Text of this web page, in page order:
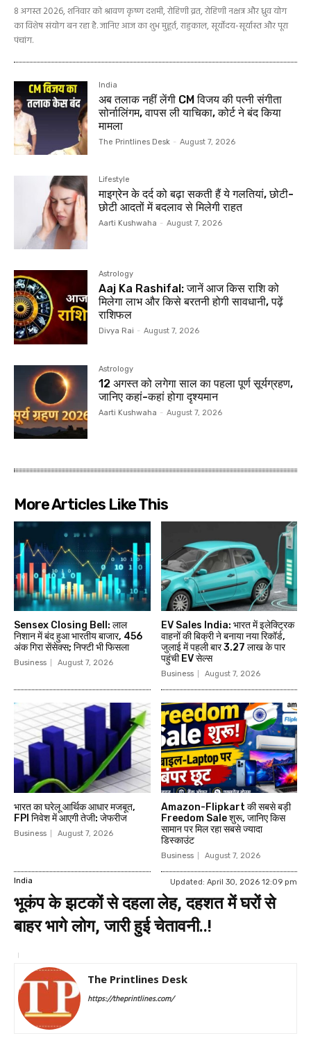
8 अगस्त 2026, शनिवार को श्रावण कृष्ण दशमी, रोहिणी व्रत, रोहिणी नक्षत्र और ध्रुव योग
का विशेष संयोग बन रहा है. जानिए आज का शुभ मुहूर्त, राहुकाल, सूर्योदय-सूर्यास्त और पूरा
पंचांग.
India
अब तलाक नहीं लेंगी CM विजय की पत्नी संगीता
सोर्नालिंगम, वापस ली याचिका, कोर्ट ने बंद किया
मामला
The Printlines Desk - August 7, 2026
Lifestyle
माइग्रेन के दर्द को बढ़ा सकती हैं ये गलतियां, छोटी-
छोटी आदतों में बदलाव से मिलेगी राहत
Aarti Kushwaha - August 7, 2026
Astrology
Aaj Ka Rashifal: जानें आज किस राशि को
मिलेगा लाभ और किसे बरतनी होगी सावधानी, पढ़ें
राशिफल
Divya Rai - August 7, 2026
Astrology
12 अगस्त को लगेगा साल का पहला पूर्ण सूर्यग्रहण,
जानिए कहां-कहां होगा दृश्यमान
Aarti Kushwaha - August 7, 2026
More Articles Like This
Sensex Closing Bell: लाल
निशान में बंद हुआ भारतीय बाजार, 456
अंक गिरा सेंसेक्स; निफ्टी भी फिसला
Business August 7, 2026
EV Sales India: भारत में इलेक्ट्रिक
वाहनों की बिक्री ने बनाया नया रिकॉर्ड,
जुलाई में पहली बार 3.27 लाख के पार
पहुंची EV सेल्स
Business August 7, 2026
भारत का घरेलू आर्थिक आधार मजबूत,
FPI निवेश में आएगी तेजी: जेफरीज
Business August 7, 2026
Amazon-Flipkart की सबसे बड़ी
Freedom Sale शुरू, जानिए किस
सामान पर मिल रहा सबसे ज्यादा
डिस्काउंट
Business August 7, 2026